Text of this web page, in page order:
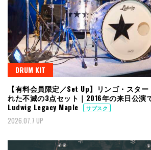
DRUM KIT
【有料会員限定／Set Up】リンゴ・スタ
れた不滅の3点セット｜2016年の来日公演
Ludwig Legacy Maple
サブスク
2026.07.7 UP